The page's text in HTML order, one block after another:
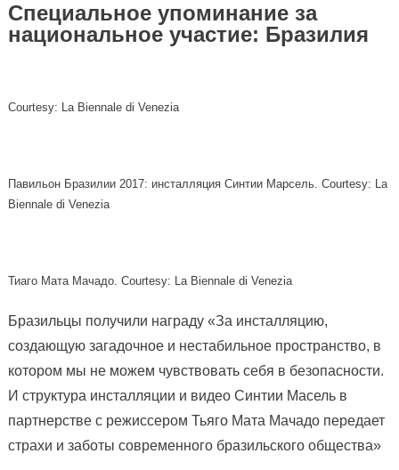
Специальное упоминание за
национальное участие: Бразилия
Courtesy: La Biennale di Venezia
Павильон Бразилии 2017: инсталляция Синтии Марсель. Courtesy: La
Biennale di Venezia
Тиаго Мата Мачадо. Courtesy: La Biennale di Venezia
Бразильцы получили награду «За инсталляцию,
создающую загадочное и нестабильное пространство, в
котором мы не можем чувствовать себя в безопасности.
И структура инсталляции и видео Синтии Масель в
партнерстве с режиссером Тьяго Мата Мачадо передает
страхи и заботы современного бразильского общества»